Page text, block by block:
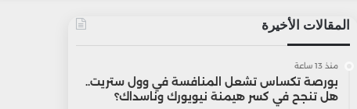
المقالات الأخيرة
منذ 13 ساعة
بورصة تكساس تشعل المنافسة في وول ستريت..
هل تنجح في كسر هيمنة نيويورك وناسداك؟